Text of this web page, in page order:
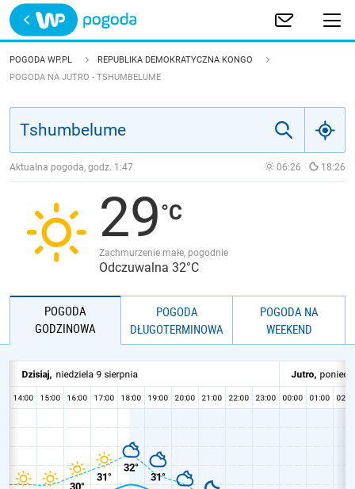
Trwa ładowanie
POLSKA
JAKOŚĆ POWIETRZA
POGODA WP.PL
REPUBLIKA DEMOKRATYCZNA KONGO
POGODA NA JUTRO - TSHUMBELUME
Aktualna pogoda, godz. 1:47 06:26 18:26
29
Zachmurzenie małe, pogodnie
Odczuwalna 32°C
POGODA
GODZINOWA
POGODA
DŁUGOTERMINOWA
POGODA NA
WEEKEND